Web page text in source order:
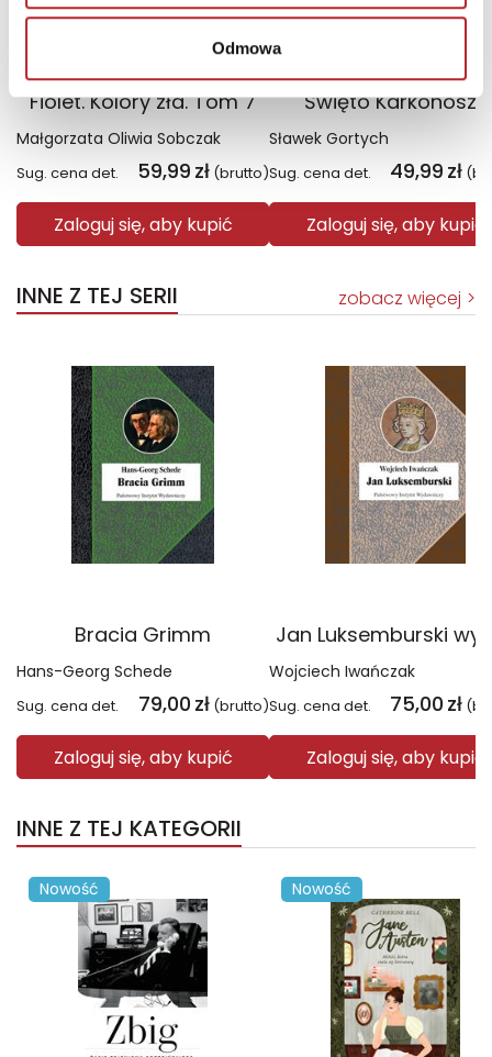
Odmowa
Fiolet. Kolory zła. Tom 7
Małgorzata Oliwia Sobczak
Sug. cena det. 59,99 zł (brutto)
Zaloguj się, aby kupić
Święto Karkonoszy
Sławek Gortych
Sug. cena det. 49,99 zł
Zaloguj się, aby kupić
INNE Z TEJ SERII zobacz więcej
Bracia Grimm
Hans-Georg Schede
Sug. cena det. 79,00 zł (brutto)
Zaloguj się, aby kupić
Jan Luksemburski
Wojciech Iwańczak
Sug. cena det. 75,00 zł
Zaloguj się, aby kupić
INNE Z TEJ KATEGORII
Nowość Nowość